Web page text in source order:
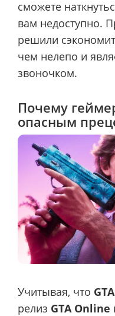
сможете
вам недоступно.
решили
чем нелепо и
звоночком.
Почему
опасным
Учитывая, что
релиз GTA Online